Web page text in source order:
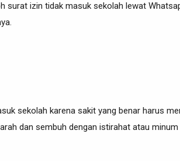
surat izin tidak masuk sekolah lewat
sekolah karena sakit yang benar harus
dan sembuh dengan istirahat atau